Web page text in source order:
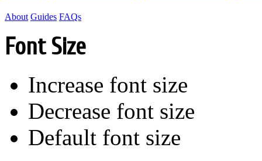
About Guides FAQs
Font Size
Increase font size
Decrease font size
Default font size